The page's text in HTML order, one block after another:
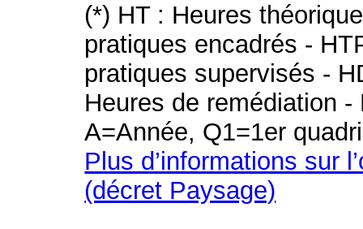
(*) HT : Heures
pratiques encadrés -
pratiques supervisés -
Heures de remédiation
A=Année, Q1=1er
Plus d’informations sur
(décret Paysage)